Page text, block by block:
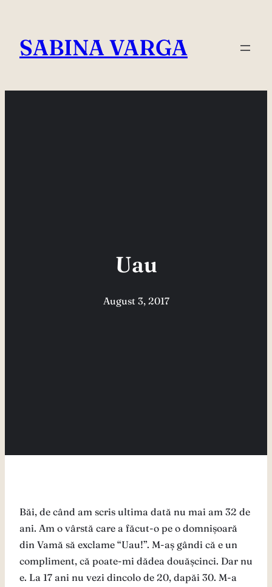
content
SABINA VARGA
Uau
August 3, 2017
Băi, de când am scris ultima dată nu mai am 32 de
ani. Am o vârstă care a făcut-o pe o domnișoară
din Vamă să exclame “Uau!”. M-aș gândi că e un
compliment, că poate-mi dădea douășcinci. Dar nu
e. La 17 ani nu vezi dincolo de 20, dapăi 30. M-a